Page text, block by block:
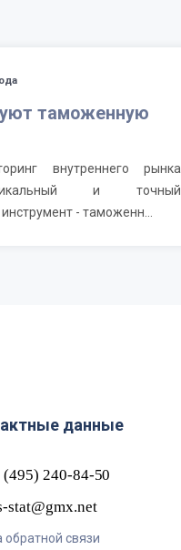
таможенную
внутреннего рынка
и точный
- таможенн...
данные
связи